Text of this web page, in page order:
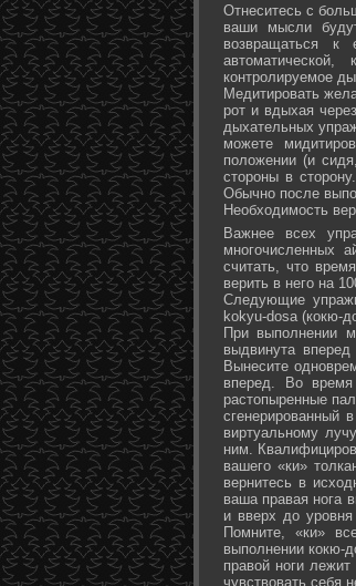
Отнеситесь с
ваши мысли
возвращаться к
контролируемое
Медитировать
рот и вдыхая
дыхательных
можете
положении (и
стороны в
Обычно после
Необходимость
Важнее всех
многочисленных
считать, что
верить в него на
Следующие
kokyu-dosa (кокю-
При выполнении
выдвинута
Вынесите
вперед. Во время
растопыренные
сгенерированный
виртуальному
ним.
вашего «ки»
вернитесь в
ваша правая нога
и вверх до
Помните, «ки»
выполнении кокю-
правой ноги
чувствовать себя